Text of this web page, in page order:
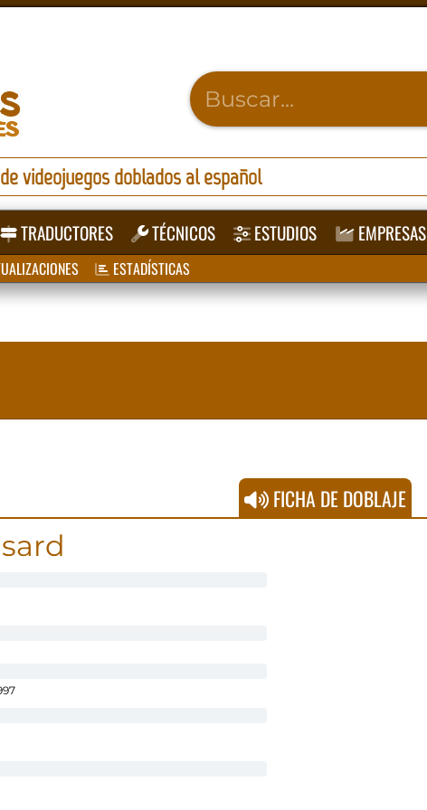
videojuegos doblados al español
TRADUCTORES TÉCNICOS ESTUDIOS EMPRESAS
ESTADÍSTICAS
FICHA DE DOBLAJE